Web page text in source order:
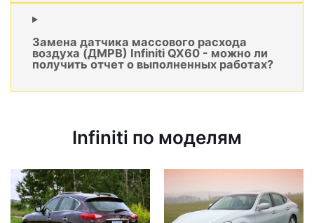
Замена датчика массового расхода
воздуха (ДМРВ) Infiniti QX60 - можно ли
получить отчет о выполненных работах?
Infiniti по моделям